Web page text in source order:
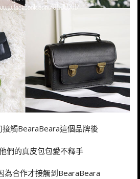
觸BearaBeara這個品牌後
們的真皮包包愛不釋手
為合作才接觸到BearaBeara